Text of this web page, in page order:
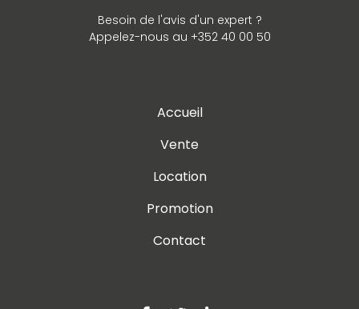
Besoin de l'avis d'un expert ?
Appelez-nous au +352 40 00 50
Accueil
Vente
Location
Promotion
Contact